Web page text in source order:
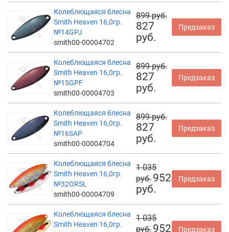
Колеблющаяся блесна
Smith Heaven 16,0гр.
№14GPJ
smith00-00004702
899 руб.
827
руб.
Предзаказ
Колеблющаяся блесна
Smith Heaven 16,0гр.
№15GPF
smith00-00004703
899 руб.
827
руб.
Предзаказ
Колеблющаяся блесна
Smith Heaven 16,0гр.
№16SAP
smith00-00004704
899 руб.
827
руб.
Предзаказ
Колеблющаяся блесна
Smith Heaven 16,0гр.
№32ORSL
smith00-00004709
1 035
руб. 952
руб.
Предзаказ
Колеблющаяся блесна
Smith Heaven 16,0гр.
1 035
руб. 952
Предзаказ